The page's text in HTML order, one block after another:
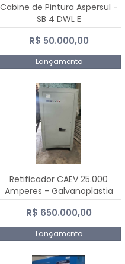
Cabine de Pintura Aspersul -
SB 4 DWL E
R$ 50.000,00
Lançamento
Retificador CAEV 25.000
Amperes - Galvanoplastia
R$ 650.000,00
Lançamento